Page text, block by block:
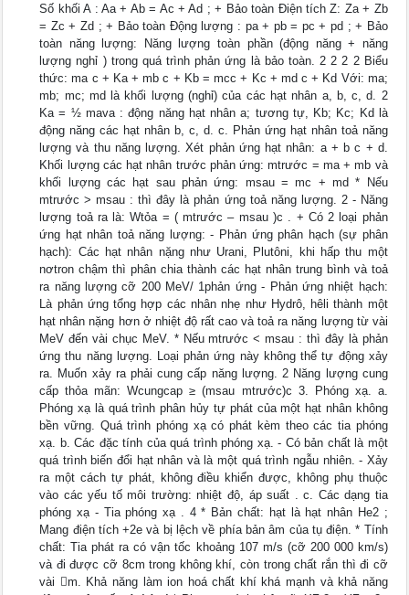
Số khối A : Aa + Ab = Ac + Ad ; + Bảo toàn Điện tích Z: Za + Zb
= Zc + Zd ; + Bảo toàn Động lượng : pa + pb = pc + pd ; + Bảo
toàn năng lượng: Năng lượng toàn phần (động năng + năng
lượng nghỉ ) trong quá trình phản ứng là bảo toàn. 2 2 2 2 Biểu
thức: ma c + Ka + mb c + Kb = mcc + Kc + md c + Kd Với: ma;
mb; mc; md là khối lượng (nghỉ) của các hạt nhân a, b, c, d. 2
Ka = ½ mava : động năng hạt nhân a; tương tự, Kb; Kc; Kd là
động năng các hạt nhân b, c, d. c. Phản ứng hạt nhân toả năng
lượng và thu năng lượng. Xét phản ứng hạt nhân: a + b c + d.
Khối lượng các hạt nhân trước phản ứng: mtrước = ma + mb và
khối lượng các hạt sau phản ứng: msau = mc + md * Nếu
mtrước > msau : thì đây là phản ứng toả năng lượng. 2 - Năng
lượng toả ra là: Wtỏa = ( mtrước – msau )c . + Có 2 loại phản
ứng hạt nhân toả năng lượng: - Phản ứng phân hạch (sự phân
hạch): Các hạt nhân nặng như Urani, Plutôni, khi hấp thu một
nơtron chậm thì phân chia thành các hạt nhân trung bình và toả
ra năng lượng cỡ 200 MeV/ 1phản ứng - Phản ứng nhiệt hạch:
Là phản ứng tổng hợp các nhân nhẹ như Hydrô, hêli thành một
hạt nhân nặng hơn ở nhiệt độ rất cao và toả ra năng lượng từ vài
MeV đến vài chục MeV. * Nếu mtrước < msau : thì đây là phản
ứng thu năng lượng. Loại phản ứng này không thể tự động xảy
ra. Muốn xảy ra phải cung cấp năng lượng. 2 Năng lượng cung
cấp thỏa mãn: Wcungcap ≥ (msau mtrước)c 3. Phóng xạ. a.
Phóng xạ là quá trình phân hủy tự phát của một hạt nhân không
bền vững. Quá trình phóng xạ có phát kèm theo các tia phóng
xạ. b. Các đặc tính của quá trình phóng xạ. - Có bản chất là một
quá trình biến đổi hạt nhân và là một quá trình ngẫu nhiên. - Xảy
ra một cách tự phát, không điều khiển được, không phụ thuộc
vào các yếu tố môi trường: nhiệt độ, áp suất . c. Các dạng tia
phóng xạ - Tia phóng xạ . 4 * Bản chất: hạt là hạt nhân He2 ;
Mang điện tích +2e và bị lệch về phía bản âm của tụ điện. * Tính
chất: Tia phát ra có vận tốc khoảng 107 m/s (cỡ 200 000 km/s)
và đi được cỡ 8cm trong không khí, còn trong chất rắn thì đi cỡ
vài m. Khả năng làm ion hoá chất khí khá mạnh và khả năng